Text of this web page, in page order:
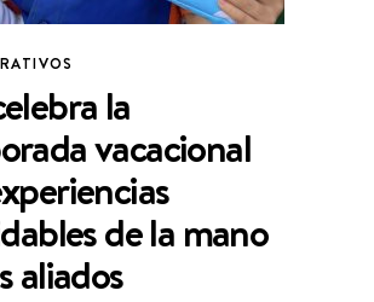
la
vacacional
de la mano
aliados